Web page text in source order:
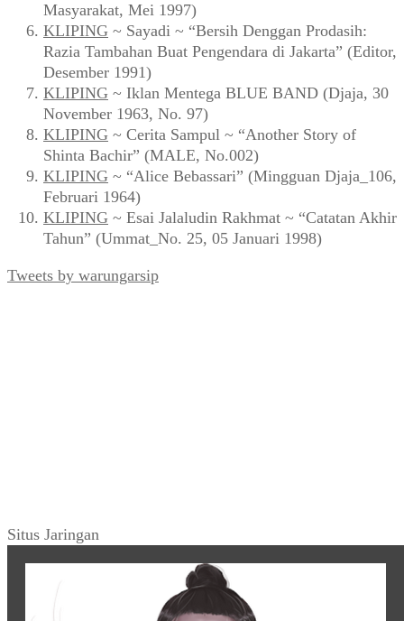
Masyarakat, Mei 1997)
KLIPING ~ Sayadi ~ “Bersih Denggan Prodasih:
Razia Tambahan Buat Pengendara di Jakarta” (Editor,
Desember 1991)
KLIPING ~ Iklan Mentega BLUE BAND (Djaja, 30
November 1963, No. 97)
KLIPING ~ Cerita Sampul ~ “Another Story of
Shinta Bachir” (MALE, No.002)
KLIPING ~ “Alice Bebassari” (Mingguan Djaja_106,
Februari 1964)
KLIPING ~ Esai Jalaludin Rakhmat ~ “Catatan Akhir
Tahun” (Ummat_No. 25, 05 Januari 1998)
Tweets by warungarsip
Situs Jaringan